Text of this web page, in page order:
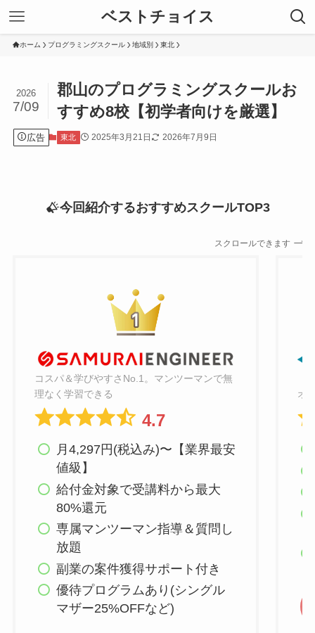
ベストチョイス
ホーム プログラミングスクール 地域別 東北
郡山のプログラミングスクールお
すすめ8校【初学者向けを厳選】
2026
7/09
広告 東北 2025年3月21日 2026年7月9日
今回紹介するおすすめスクールTOP3
スクロールできます
コスパ＆学びやすさNo.1。マンツーマンで無
理なく学習できる
4.7
月4,297円(税込み)〜【業界最安
値級】
給付金対象で受講料から最大
80%還元
専属マンツーマン指導＆質問し
放題
副業の案件獲得サポート付き
優待プログラムあり(シングル
マザー25%OFFなど)
オ